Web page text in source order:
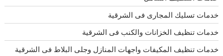
خدمات تسليك المجارى فى الشرقية
خدمات تنظيف الخزانات والكنب فى الشرقية
خدمات تنظيف المكيفات واجهات المنازل وجلى البلاط فى الشرقية